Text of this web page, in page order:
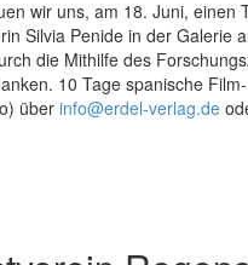
wir uns, am 18. Juni, einen
Silvia Penide in der Galerie
die Mithilfe des
10 Tage spanische
über info@erdel-verlag.de